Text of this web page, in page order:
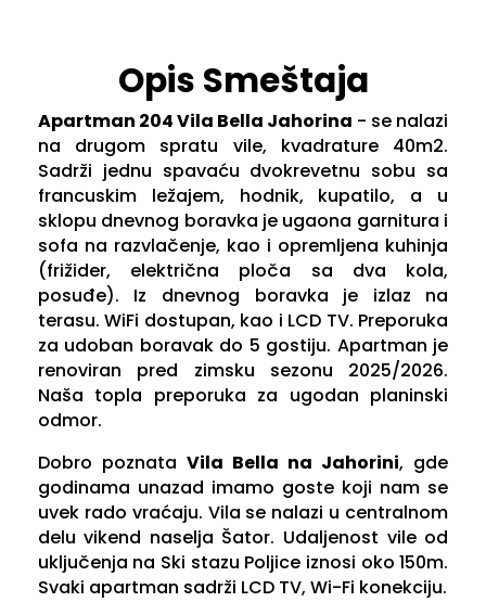
Opis Smeštaja
Apartman 204 Vila Bella Jahorina - se nalazi
na drugom spratu vile, kvadrature 40m2.
Sadrži jednu spavaću dvokrevetnu sobu sa
francuskim ležajem, hodnik, kupatilo, a u
sklopu dnevnog boravka je ugaona garnitura i
sofa na razvlačenje, kao i opremljena kuhinja
(frižider, električna ploča sa dva kola,
posuđe). Iz dnevnog boravka je izlaz na
terasu. WiFi dostupan, kao i LCD TV. Preporuka
za udoban boravak do 5 gostiju. Apartman je
renoviran pred zimsku sezonu 2025/2026.
Naša topla preporuka za ugodan planinski
odmor.
Dobro poznata Vila Bella na Jahorini, gde
godinama unazad imamo goste koji nam se
uvek rado vraćaju. Vila se nalazi u centralnom
delu vikend naselja Šator. Udaljenost vile od
uključenja na Ski stazu Poljice iznosi oko 150m.
Svaki apartman sadrži LCD TV, Wi-Fi konekciju.